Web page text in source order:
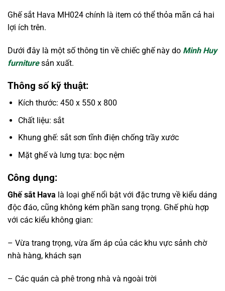
Ghế sắt Hava MH024 chính là item có thể thỏa mãn cả hai
lợi ích trên.
Dưới đây là một số thông tin về chiếc ghế này do Minh Huy
furnituresản xuất.
Thông số kỹ thuật:
Kích thước: 450 x 550 x 800
Chất liệu: sắt
Khung ghế: sắt sơn tĩnh điện chống trầy xước
Mặt ghế và lưng tựa: bọc nệm
Công dụng:
Ghế sắt Hava là loại ghế nổi bật với đặc trưng về kiểu dáng
độc đáo, cũng không kém phần sang trọng. Ghế phù hợp
với các kiểu không gian:
– Vừa trang trọng, vừa ấm áp của các khu vực sảnh chờ
nhà hàng, khách sạn
– Các quán cà phê trong nhà và ngoài trời